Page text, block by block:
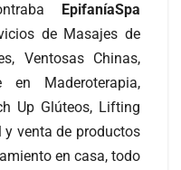
EpifaníaSpa
de Masajes de
Ventosas Chinas,
en Maderoterapia,
Up Glúteos, Lifting
venta de productos
en casa, todo